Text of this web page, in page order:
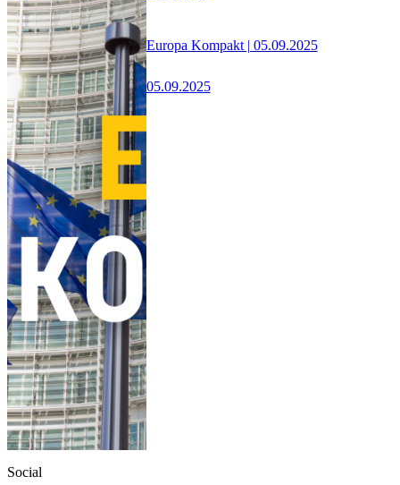
Europa Kompakt | 05.09.2025
05.09.2025
Social